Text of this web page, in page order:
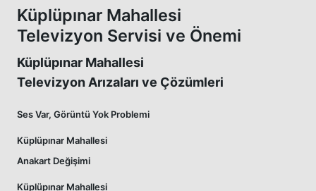
Küplüpınar Mahallesi
Televizyon Servisi ve Önemi
Küplüpınar Mahallesi
Televizyon Arızaları ve Çözümleri
Ses Var, Görüntü Yok Problemi
Küplüpınar Mahallesi
Anakart Değişimi
Küplüpınar Mahallesi